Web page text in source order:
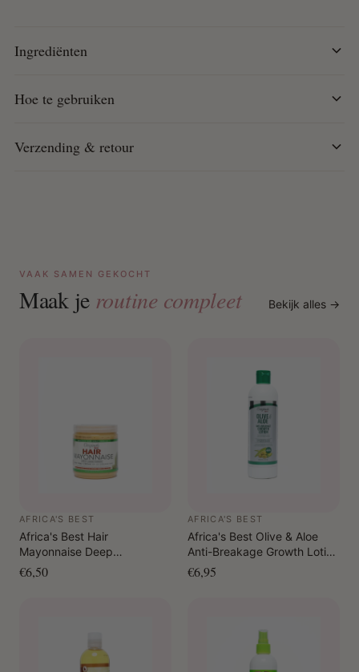
Hoe te gebruiken:
Breng een kleine hoeveelheid aan op nat of droog haar en
langdurige kapsels zonder het haar te verzwaren.
Ingrediënten
Hoe te gebruiken
Verzending & retour
VAAK SAMEN GEKOCHT
Maak je routine compleet Bekijk alles →
AFRICA'S BEST
Africa's Best Hair
Mayonnaise Deep
Conditioner 426 gr.
€6,50
AFRICA'S BEST
Africa's Best Olive & Aloe
Anti-Breakage Growth Lotion
355 ml
€6,95